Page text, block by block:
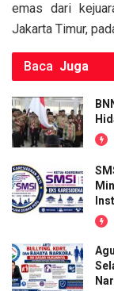
emas dari
Jakarta Timur,
Baca Juga